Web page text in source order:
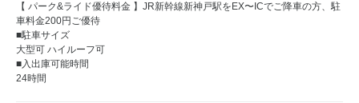
【 パーク&ライド優待料金 】JR新幹線新神戸駅をEX〜ICでご降車の方、駐
車料金200円ご優待
■駐車サイズ
大型可 ハイルーフ可
■入出庫可能時間
24時間